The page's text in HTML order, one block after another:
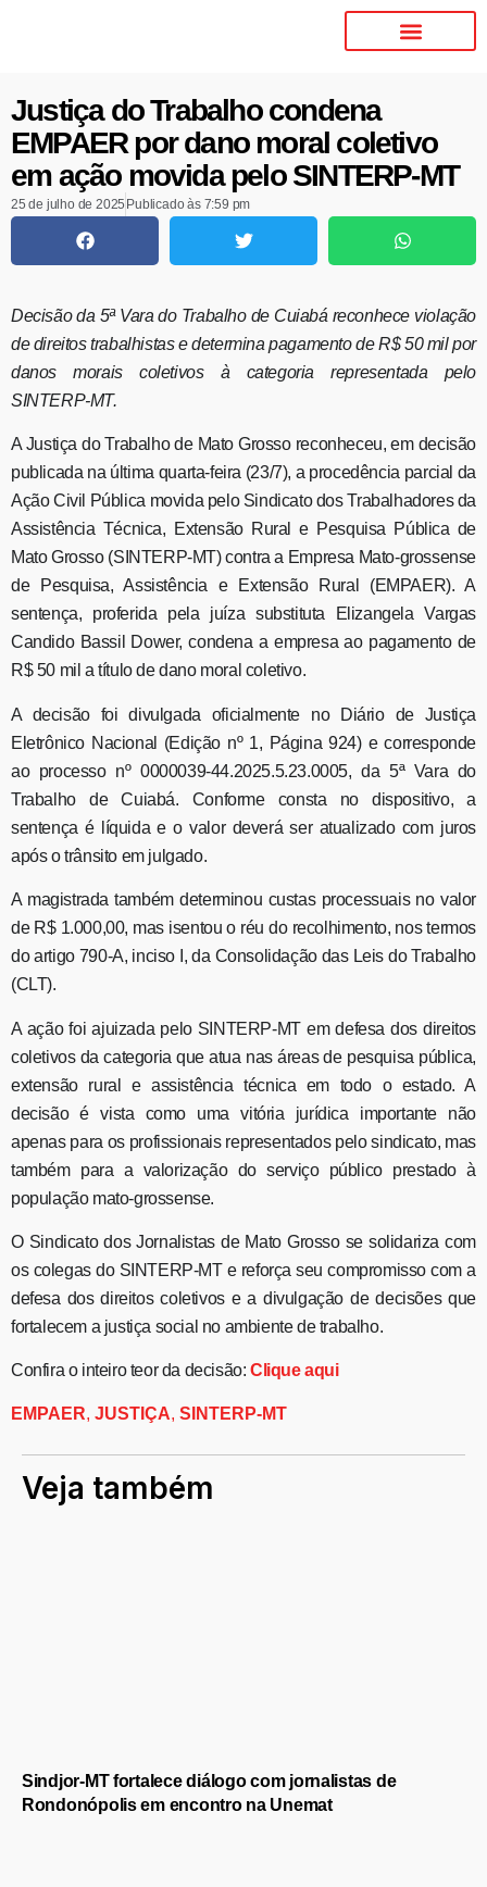
Justiça do Trabalho condena
EMPAER por dano moral coletivo
em ação movida pelo SINTERP-MT
25 de julho de 2025 Publicado às 7:59 pm
Decisão da 5ª Vara do Trabalho de Cuiabá reconhece violação
de direitos trabalhistas e determina pagamento de R$ 50 mil por
danos morais coletivos à categoria representada pelo
SINTERP-MT.
A Justiça do Trabalho de Mato Grosso reconheceu, em decisão
publicada na última quarta-feira (23/7), a procedência parcial da
Ação Civil Pública movida pelo Sindicato dos Trabalhadores da
Assistência Técnica, Extensão Rural e Pesquisa Pública de
Mato Grosso (SINTERP-MT) contra a Empresa Mato-grossense
de Pesquisa, Assistência e Extensão Rural (EMPAER). A
sentença, proferida pela juíza substituta Elizangela Vargas
Candido Bassil Dower, condena a empresa ao pagamento de
R$ 50 mil a título de dano moral coletivo.
A decisão foi divulgada oficialmente no Diário de Justiça
Eletrônico Nacional (Edição nº 1, Página 924) e corresponde
ao processo nº 0000039-44.2025.5.23.0005, da 5ª Vara do
Trabalho de Cuiabá. Conforme consta no dispositivo, a
sentença é líquida e o valor deverá ser atualizado com juros
após o trânsito em julgado.
A magistrada também determinou custas processuais no valor
de R$ 1.000,00, mas isentou o réu do recolhimento, nos termos
do artigo 790-A, inciso I, da Consolidação das Leis do Trabalho
(CLT).
A ação foi ajuizada pelo SINTERP-MT em defesa dos direitos
coletivos da categoria que atua nas áreas de pesquisa pública,
extensão rural e assistência técnica em todo o estado. A
decisão é vista como uma vitória jurídica importante não
apenas para os profissionais representados pelo sindicato, mas
também para a valorização do serviço público prestado à
população mato-grossense.
O Sindicato dos Jornalistas de Mato Grosso se solidariza com
os colegas do SINTERP-MT e reforça seu compromisso com a
defesa dos direitos coletivos e a divulgação de decisões que
fortalecem a justiça social no ambiente de trabalho.
Confira o inteiro teor da decisão: Clique aqui
EMPAER, JUSTIÇA, SINTERP-MT
Veja também
Sindjor-MT fortalece diálogo com jornalistas de
Rondonópolis em encontro na Unemat